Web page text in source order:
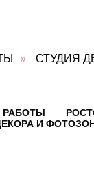
РАБОТЫ
И
» СТУДИЯ